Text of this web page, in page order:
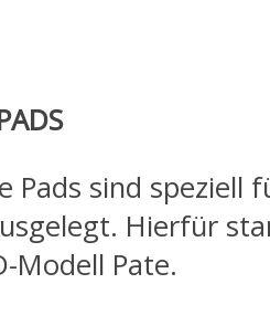
Pads sind speziell
Hierfür
Modell Pate.